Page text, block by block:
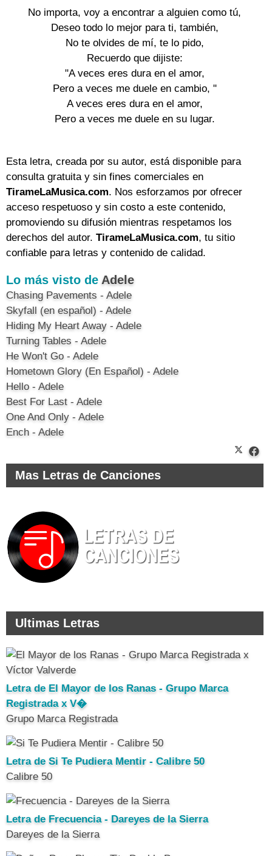
No importa, voy a encontrar a alguien como tú,
Deseo todo lo mejor para ti, también,
No te olvides de mí, te lo pido,
Recuerdo que dijiste:
"A veces eres dura en el amor,
Pero a veces me duele en cambio, "
A veces eres dura en el amor,
Pero a veces me duele en su lugar.
Esta letra, creada por su autor, está disponible para
consulta gratuita y sin fines comerciales en
TirameLaMusica.com. Nos esforzamos por ofrecer
acceso respetuoso y sin costo a este contenido,
promoviendo su difusión mientras respetamos los
derechos del autor. TirameLaMusica.com, tu sitio
confiable para letras y contenido de calidad.
Lo más visto de Adele
Chasing Pavements - Adele
Skyfall (en español) - Adele
Hiding My Heart Away - Adele
Turning Tables - Adele
He Won't Go - Adele
Hometown Glory (En Español) - Adele
Hello - Adele
Best For Last - Adele
One And Only - Adele
Ench - Adele
Mas Letras de Canciones
Ultimas Letras
Letra de El Mayor de los Ranas - Grupo Marca
Registrada x V�
Grupo Marca Registrada
Letra de Si Te Pudiera Mentir - Calibre 50
Calibre 50
Letra de Frecuencia - Dareyes de la Sierra
Dareyes de la Sierra